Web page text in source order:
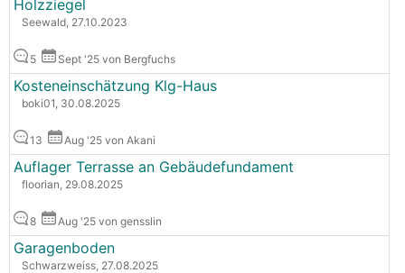
Holzziegel
Seewald, 27.10.2023
5 Sept '25 von Bergfuchs
Kosteneinschätzung Klg-Haus
boki01, 30.08.2025
13 Aug '25 von Akani
Auflager Terrasse an Gebäudefundament
floorian, 29.08.2025
8 Aug '25 von gensslin
Garagenboden
Schwarzweiss, 27.08.2025